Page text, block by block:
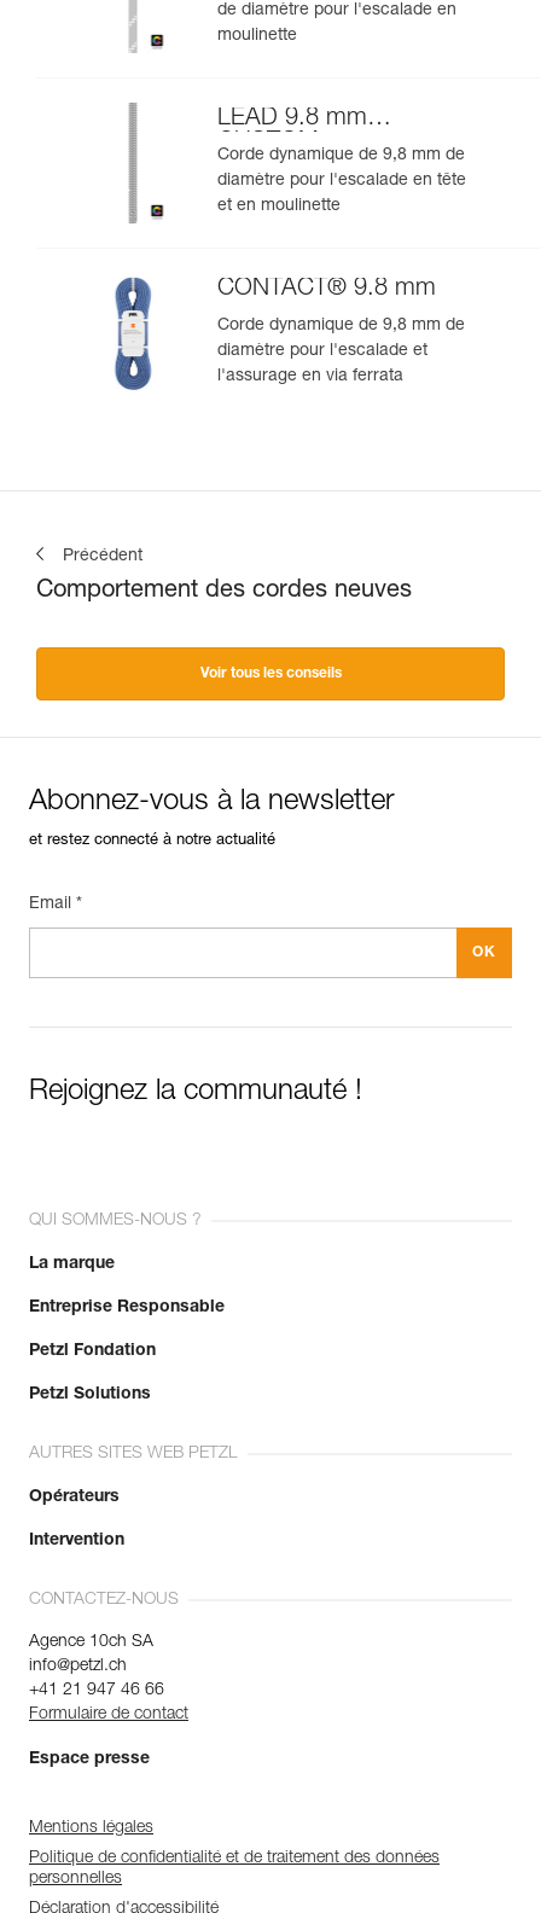
de diamètre pour l'escalade en
moulinette
LEAD 9.8 mm
CUSTOM
Corde dynamique de 9,8 mm de
diamètre pour l'escalade en tête
et en moulinette
CONTACT® 9.8 mm
Corde dynamique de 9,8 mm de
diamètre pour l'escalade et
l'assurage en via ferrata
Précédent
Comportement des cordes neuves
Voir tous les conseils
Abonnez-vous à la newsletter
et restez connecté à notre actualité
Email *
Rejoignez la communauté !
QUI SOMMES-NOUS ?
La marque
Entreprise Responsable
Petzl Fondation
Petzl Solutions
AUTRES SITES WEB PETZL
Opérateurs
Intervention
CONTACTEZ-NOUS
Agence 10ch SA
info@petzl.ch
+41 21 947 46 66
Formulaire de contact
Espace presse
Mentions légales
Politique de confidentialité et de traitement des données
personnelles
Déclaration d'accessibilité